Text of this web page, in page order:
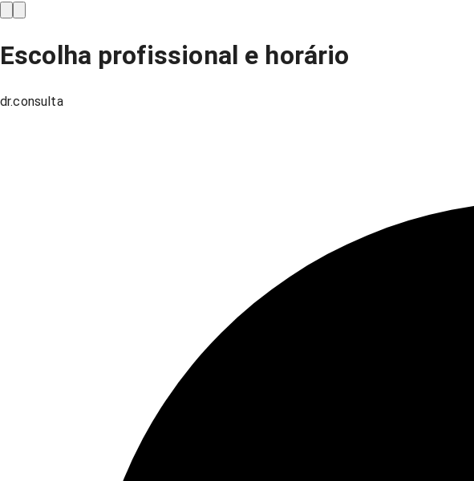
Escolha profissional e horário
dr.consulta